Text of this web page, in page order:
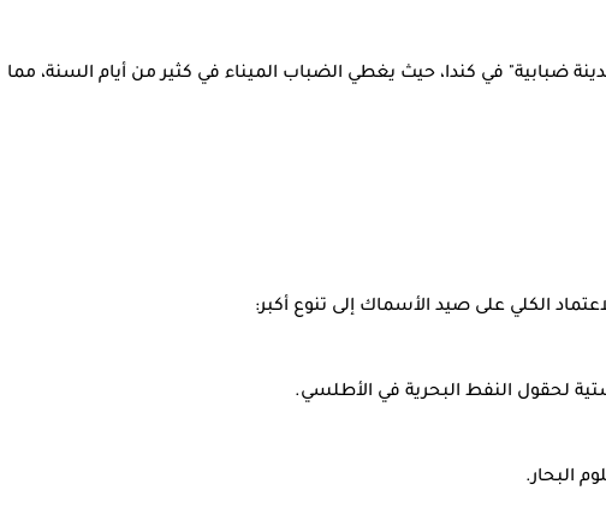
ضبابية" في كندا، حيث يغطي الضباب الميناء في كثير من أيام السنة، مما
الكلي على صيد الأسماك إلى تنوع أكبر:
لحقول النفط البحرية في الأطلسي.
البحار.